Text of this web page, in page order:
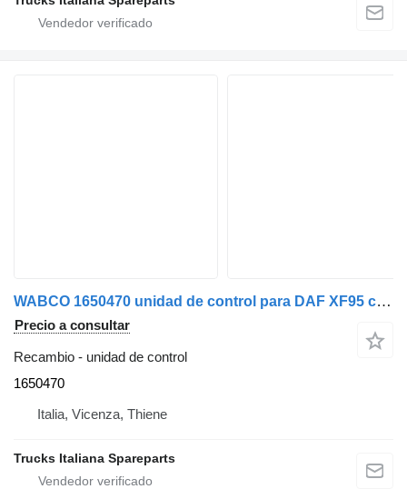
WABCO 1650470 unidad de control para DAF XF95 camión
Precio a consultar
Recambio - unidad de control
1650470
Italia, Vicenza, Thiene
Trucks Italiana Spareparts